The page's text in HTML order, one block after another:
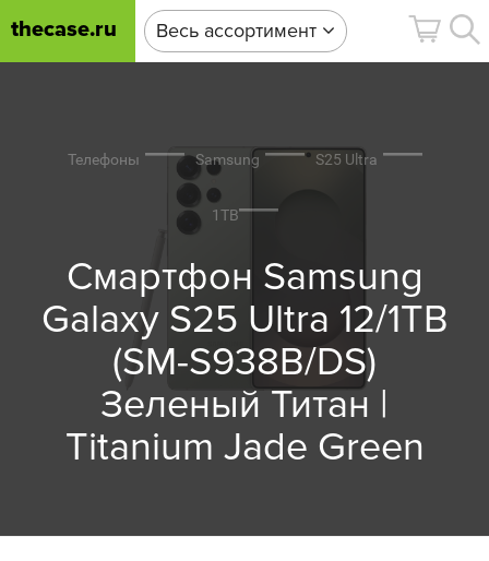
thecase.ru Весь ассортимент
Телефоны Samsung S25 Ultra
1TB
Смартфон Samsung
Galaxy S25 Ultra 12/1TB
(SM-S938B/DS)
Зеленый Титан |
Titanium Jade Green